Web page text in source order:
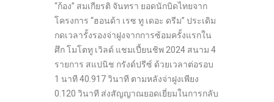
“ก้อง” สมเกียรติ จันทรา ยอดนักบิดไทยจาก
โครงการ “ฮอนด้า เรซ ทู เดอะ ดรีม” ประเดิม
กดเวลารั้งรองจ่าฝูงจากการซ้อมครั้งแรกใน
ศึก โมโตทู เวิลด์ แชมเปี้ยนชิพ 2024 สนาม 4
รายการ สแปนิช กรังด์ปรีซ์ ด้วยเวลาต่อรอบ
1 นาที 40.917 วินาที ตามหลังจ่าฝูงเพียง
0.120 วินาที ส่งสัญญาณยอดเยี่ยมในการกลับ